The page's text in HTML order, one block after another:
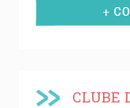
CLUBE